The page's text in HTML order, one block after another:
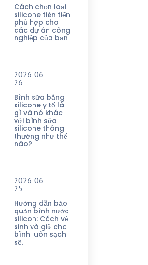
Cách chọn loại
silicone tiên tiến
phù hợp cho
các dự án công
nghiệp của bạn
2026-06-
26
Bình sữa bằng
silicone y tế là
gì và nó khác
với bình sữa
silicone thông
thường như thế
nào?
2026-06-
25
Hướng dẫn bảo
quản bình nước
silicon: Cách vệ
sinh và giữ cho
bình luôn sạch
sẽ.